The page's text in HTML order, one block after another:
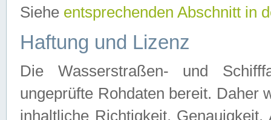
Siehe entsprechenden Abschnitt in
Haftung und Lizenz
Die Wasserstraßen- und
ungeprüfte Rohdaten bereit. Daher
inhaltliche Richtigkeit,